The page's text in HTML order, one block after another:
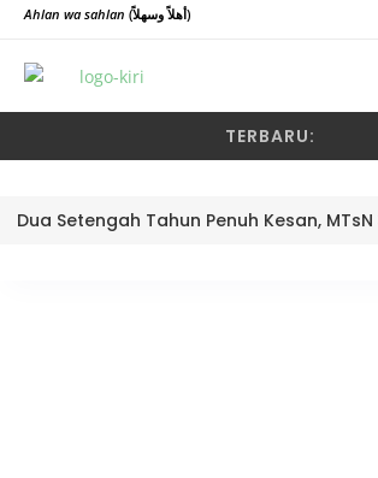
Ahlan wa sahlan (أهلاً وسهلاً)
TERBARU: